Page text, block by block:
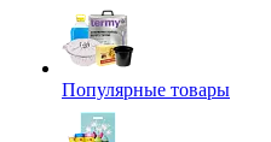
Популярные товары